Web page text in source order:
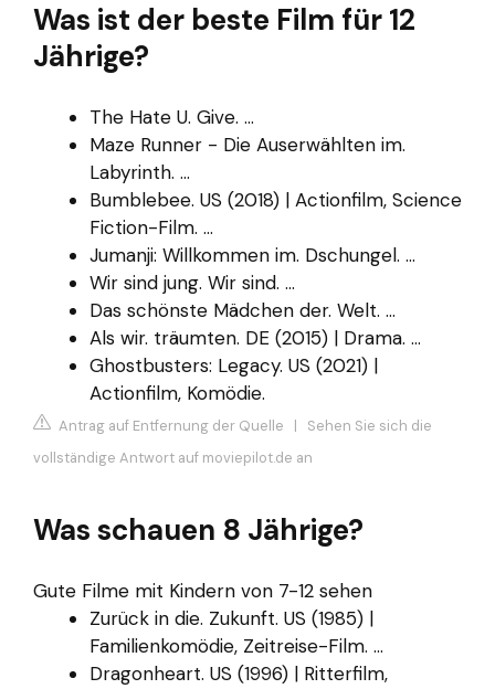
Was ist der beste Film für 12
Jährige?
The Hate U. Give. ...
Maze Runner - Die Auserwählten im.
Labyrinth. ...
Bumblebee. US (2018) | Actionfilm, Science
Fiction-Film. ...
Jumanji: Willkommen im. Dschungel. ...
Wir sind jung. Wir sind. ...
Das schönste Mädchen der. Welt. ...
Als wir. träumten. DE (2015) | Drama. ...
Ghostbusters: Legacy. US (2021) |
Actionfilm, Komödie.
Antrag auf Entfernung der Quelle | Sehen Sie sich die
vollständige Antwort auf moviepilot.de an
Was schauen 8 Jährige?
Gute Filme mit Kindern von 7-12 sehen
Zurück in die. Zukunft. US (1985) |
Familienkomödie, Zeitreise-Film. ...
Dragonheart. US (1996) | Ritterfilm,